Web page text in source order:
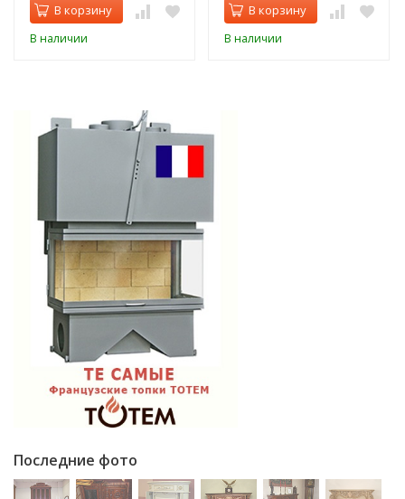
В корзину
В наличии
В корзину
В наличии
Последние фото